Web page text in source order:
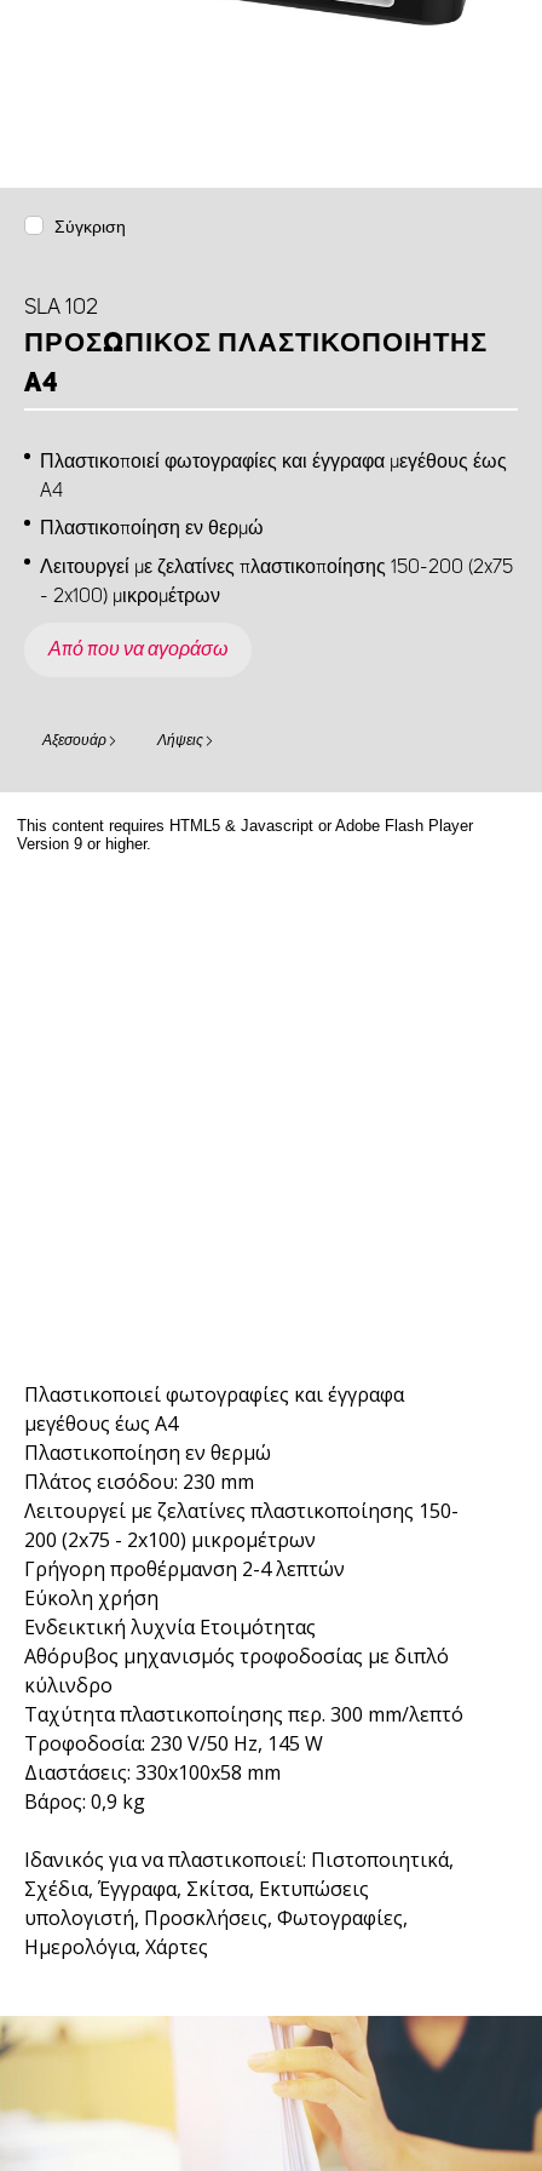
Σύγκριση
SLA 102
ΠΡΟΣΩΠΙΚΌΣ ΠΛΑΣΤΙΚΟΠΟΙΗΤΉΣ
A4
Πλαστικοποιεί φωτογραφίες και έγγραφα μεγέθους έως
A4
Πλαστικοποίηση εν θερμώ
Λειτουργεί με ζελατίνες πλαστικοποίησης 150-200 (2x75
- 2x100) μικρομέτρων
Από που να αγοράσω
Αξεσουάρ Λήψεις
Πλαστικοποιεί φωτογραφίες και έγγραφα
μεγέθους έως A4
Πλαστικοποίηση εν θερμώ
Πλάτος εισόδου: 230 mm
Λειτουργεί με ζελατίνες πλαστικοποίησης 150-
200 (2x75 - 2x100) μικρομέτρων
Γρήγορη προθέρμανση 2-4 λεπτών
Εύκολη χρήση
Ενδεικτική λυχνία Ετοιμότητας
Αθόρυβος μηχανισμός τροφοδοσίας με διπλό
κύλινδρο
Ταχύτητα πλαστικοποίησης περ. 300 mm/λεπτό
Τροφοδοσία: 230 V/50 Hz, 145 W
Διαστάσεις: 330x100x58 mm
Βάρος: 0,9 kg
Ιδανικός για να πλαστικοποιεί: Πιστοποιητικά,
Σχέδια, Έγγραφα, Σκίτσα, Εκτυπώσεις
υπολογιστή, Προσκλήσεις, Φωτογραφίες,
Ημερολόγια, Χάρτες